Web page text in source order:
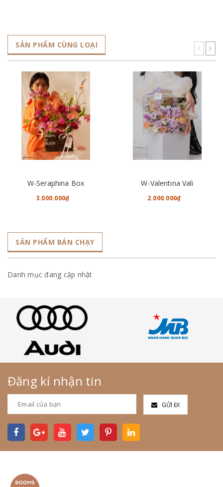
SẢN PHẨM CÙNG LOẠI
W-Seraphina Box
3.000.000₫
W-Valentina Vali
2.000.000₫
SẢN PHẨM BÁN CHẠY
Danh mục đang cập nhật
Đăng kí nhận tin
GỬI ĐI